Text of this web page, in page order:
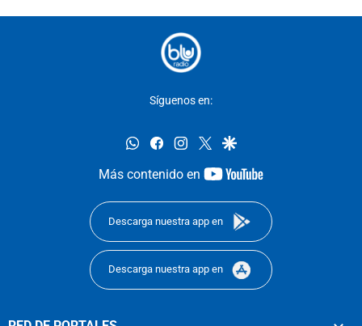
Síguenos en:
whatsappfacebookinstagram
twittergoogle
Más contenido en
youtube-
Descarga nuestra app en
Descarga nuestra app en